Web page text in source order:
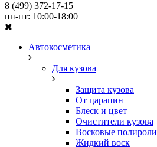
8 (499) 372-17-15
пн-пт: 10:00-18:00
Автокосметика
Для кузова
Защита кузова
От царапин
Блеск и цвет
Очистители кузова
Восковые полироли
Жидкий воск